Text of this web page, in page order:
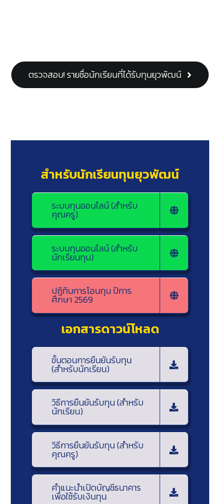
ตรวจสอบ! รายชื่อนักเรียนที่ได้รับทุนยุวพัฒน์
สำหรับนักเรียนทุนยุวพัฒน์
ระบบทุนออนไลน์ (สำหรับ
คุณครู)
ระบบทุนออนไลน์ (สำหรับ
นักเรียนทุน)
ปฏิทินการโอนทุน ปีการ
ศึกษา 2569
เอกสารดาวน์โหลด
ขั้นตอนการยืนยันรับทุน
(สำหรับนักเรียน)
วิธีการยืนยันรับทุน (สำหรับ
นักเรียน)
วิธีการยืนยันรับทุน (สำหรับ
คุณครู)
คำแนะนำเปิดบัญชีธนาคาร
เพื่อใช้รับเงินทุน